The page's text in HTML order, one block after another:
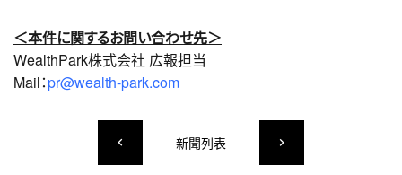
＜本件に関するお問い合わせ先＞
WealthPark株式会社 広報担当
Mail：pr@wealth-park.com
keyboard_arrow_left 新聞列表 keyboard_arrow_right